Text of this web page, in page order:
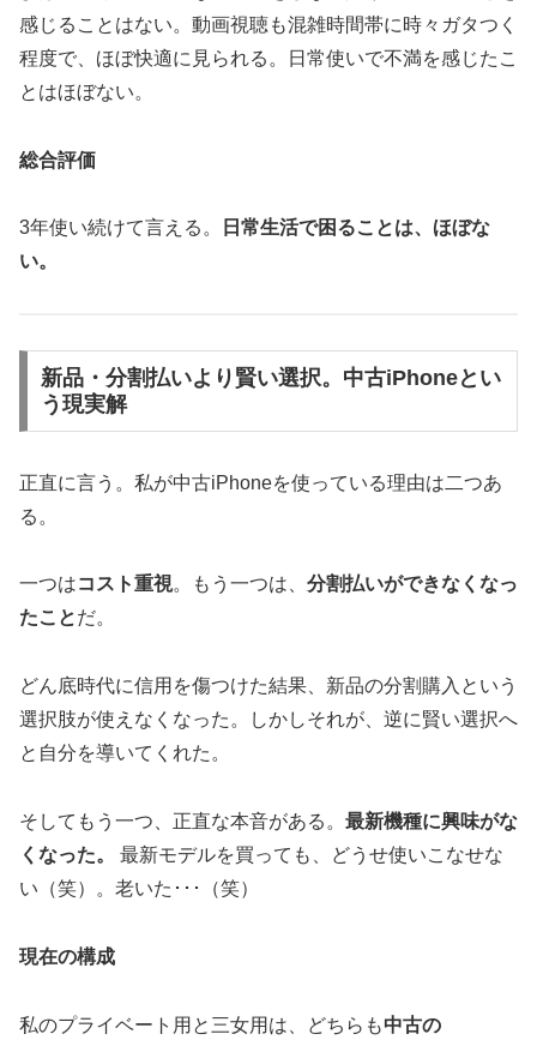
感じることはない。動画視聴も混雑時間帯に時々ガタつく
程度で、ほぼ快適に見られる。日常使いで不満を感じたこ
とはほぼない。
総合評価
3年使い続けて言える。
日常生活で困ることは、ほぼな
い。
新品・分割払いより賢い選択。中古iPhoneとい
う現実解
正直に言う。私が中古iPhoneを使っている理由は二つあ
る。
一つはコスト重視。もう一つは、 分割払いができなくなっ
たことだ。
どん底時代に信用を傷つけた結果、新品の分割購入という
選択肢が使えなくなった。しかしそれが、逆に賢い選択へ
と自分を導いてくれた。
そしてもう一つ、正直な本音がある。 最新機種に興味がな
くなった。
最新モデルを買っても、どうせ使いこなせな
い（笑）。老いた･･･（笑）
現在の構成
私のプライベート用と三女用は、どちらも中古の